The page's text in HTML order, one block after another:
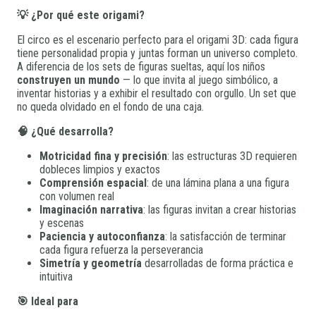
💡 ¿Por qué este origami?
El circo es el escenario perfecto para el origami 3D: cada figura
tiene personalidad propia y juntas forman un universo completo.
A diferencia de los sets de figuras sueltas, aquí los niños
construyen un mundo — lo que invita al juego simbólico, a
inventar historias y a exhibir el resultado con orgullo. Un set que
no queda olvidado en el fondo de una caja.
🧠 ¿Qué desarrolla?
Motricidad fina y precisión: las estructuras 3D requieren
dobleces limpios y exactos
Comprensión espacial: de una lámina plana a una figura
con volumen real
Imaginación narrativa: las figuras invitan a crear historias
y escenas
Paciencia y autoconfianza: la satisfacción de terminar
cada figura refuerza la perseverancia
Simetría y geometría desarrolladas de forma práctica e
intuitiva
🎯 Ideal para